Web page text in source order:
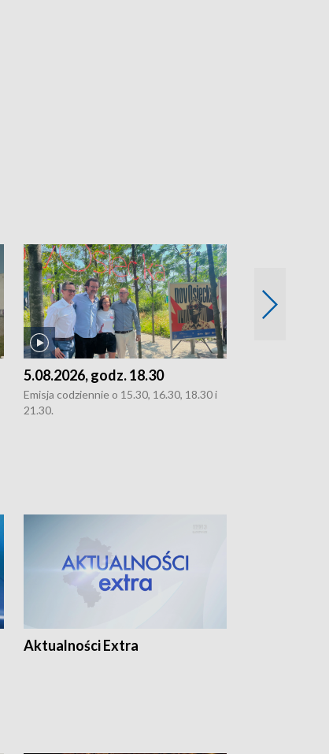
5.08.2026, godz. 18.30
Emisja codziennie o 15.30, 16.30, 18.30 i
21.30.
Aktualności Extra